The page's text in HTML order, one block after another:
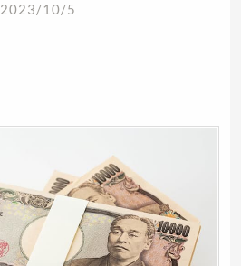
2023/10/5